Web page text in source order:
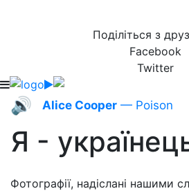
Поділіться з
Facebook
Twitter
🔊 Alice Cooper — Poison
Я -
Фотографії, надіслані нашими